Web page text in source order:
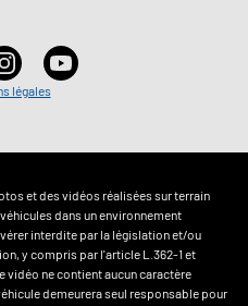
légales
et des vidéos réalisées sur terrain
dans un environnement
interdite par la législation et/ou
y compris par l'article L.362-1 et
vidéo ne contient aucun caractère
demeurera seul responsable pour